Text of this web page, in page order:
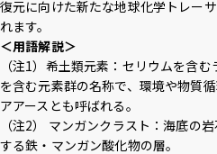
復元に向けた新たな地球化学トレー
れます。
＜用語解説＞
（注1）希土類元素：セリウムを含
を含む元素群の名称で、環境や物質
アアースとも呼ばれる。
（注2） マンガンクラスト：海底の
する鉄・マンガン酸化物の層。